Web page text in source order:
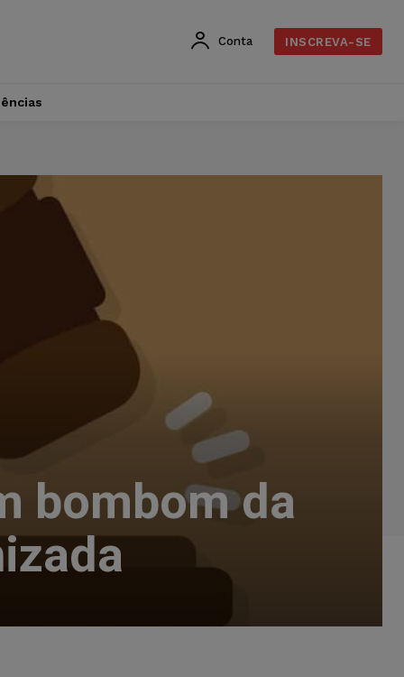
Conta INSCREVA-SE
bombom da